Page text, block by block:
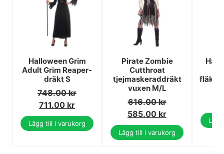
Halloween Grim
Adult Grim Reaper-
dräkt S
748.00kr
711.00 kr
Lägg till i varukorg
Pirate Zombie
Cutthroat
tjejmaskeraddräkt
vuxen M/L
616.00kr
585.00 kr
Lägg till i varukorg